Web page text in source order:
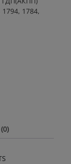
1784,